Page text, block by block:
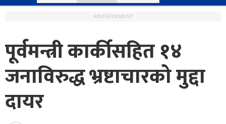
ADVERTISEMENT
पूर्वमन्त्री कार्कीसहित १४
जनाविरुद्ध भ्रष्टाचारको मुद्दा
दायर